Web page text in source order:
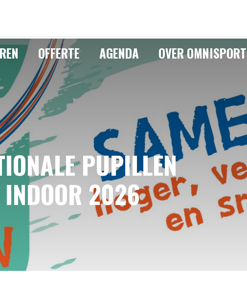
OFFERTE AGENDA OVER OMNISPORT
PUPILLEN
INDOOR 2026